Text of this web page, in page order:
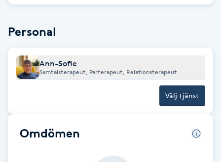
Friskvård
Frisör
Personal
Ann-Sofie
Samtalsterapeut, Parterapeut, Relationsterapeut
Välj tjänst
Omdömen